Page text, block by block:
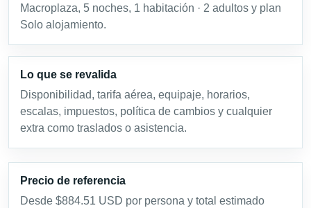
Macroplaza, 5 noches, 1 habitación · 2 adultos y plan
Solo alojamiento.
Lo que se revalida
Disponibilidad, tarifa aérea, equipaje, horarios,
escalas, impuestos, política de cambios y cualquier
extra como traslados o asistencia.
Precio de referencia
Desde $884.51 USD por persona y total estimado